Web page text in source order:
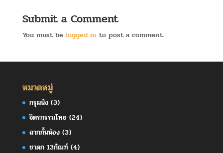
Submit a Comment
You must be logged into post a comment.
หมวดหมู่
กรุผนัง(3)
จิตรกรรมไทย (24)
ฉากกั้นห้อง(3)
ชาดก 13กัณฑ์(4)